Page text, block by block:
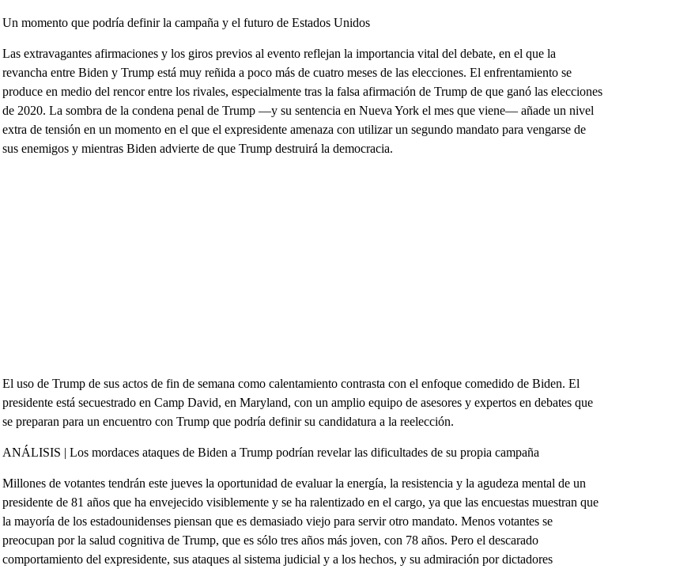
Un momento que podría definir la campaña y el futuro de Estados Unidos
Las extravagantes afirmaciones y los giros previos al evento reflejan la importancia vital del debate, en el que la
revancha entre Biden y Trump está muy reñida a poco más de cuatro meses de las elecciones. El enfrentamiento se
produce en medio del rencor entre los rivales, especialmente tras la falsa afirmación de Trump de que ganó las elecciones
de 2020. La sombra de la condena penal de Trump —y su sentencia en Nueva York el mes que viene— añade un nivel
extra de tensión en un momento en el que el expresidente amenaza con utilizar un segundo mandato para vengarse de
sus enemigos y mientras Biden advierte de que Trump destruirá la democracia.
El uso de Trump de sus actos de fin de semana como calentamiento contrasta con el enfoque comedido de Biden. El
presidente está secuestrado en Camp David, en Maryland, con un amplio equipo de asesores y expertos en debates que
se preparan para un encuentro con Trump que podría definir su candidatura a la reelección.
ANÁLISIS | Los mordaces ataques de Biden a Trump podrían revelar las dificultades de su propia campaña
Millones de votantes tendrán este jueves la oportunidad de evaluar la energía, la resistencia y la agudeza mental de un
presidente de 81 años que ha envejecido visiblemente y se ha ralentizado en el cargo, ya que las encuestas muestran que
la mayoría de los estadounidenses piensan que es demasiado viejo para servir otro mandato. Menos votantes se
preocupan por la salud cognitiva de Trump, que es sólo tres años más joven, con 78 años. Pero el descarado
comportamiento del expresidente, sus ataques al sistema judicial y a los hechos, y su admiración por dictadores